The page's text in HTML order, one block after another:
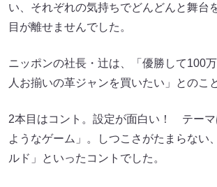
い、それぞれの気持ちでどんどんと舞台
目が離せませんでした。
ニッポンの社長・辻は、「優勝して100
人お揃いの革ジャンを買いたい」とのこと
2本目はコント。設定が面白い！ テー
ようなゲーム」。しつこさがたまらない
ルド」といったコントでした。